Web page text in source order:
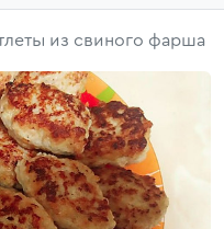
из свиного фарша